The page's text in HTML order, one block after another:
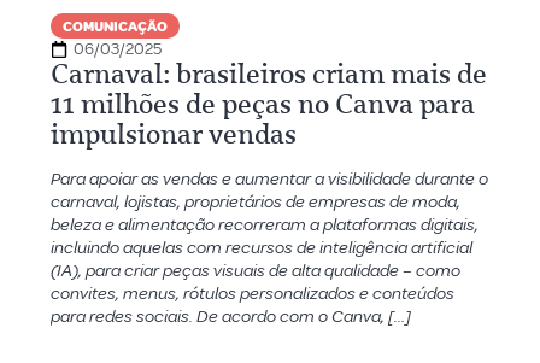
COMUNICAÇÃO
06/03/2025
Carnaval: brasileiros criam mais de
11 milhões de peças no Canva para
impulsionar vendas
Para apoiar as vendas e aumentar a visibilidade durante o
carnaval, lojistas, proprietários de empresas de moda,
beleza e alimentação recorreram a plataformas digitais,
incluindo aquelas com recursos de inteligência artificial
(IA), para criar peças visuais de alta qualidade – como
convites, menus, rótulos personalizados e conteúdos
para redes sociais. De acordo com o Canva, […]